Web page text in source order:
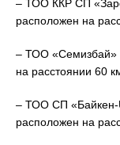
– ТОО ККР СП
расположен на
– ТОО «Семизбай»
на расстоянии 60
– ТОО СП «Байкен-
расположен на